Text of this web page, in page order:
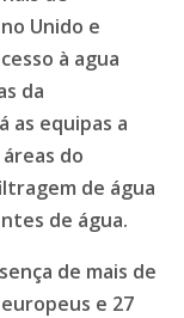
Unido e
à agua
da
as equipas a
do
de água
de água.
de mais de
e 27